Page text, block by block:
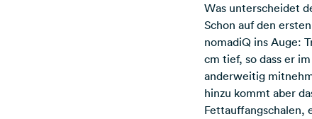
Was unterscheidet
Schon auf den
nomadiQ ins Auge:
cm tief, so dass er
anderweitig
hinzu kommt aber
Fettauffangschalen,